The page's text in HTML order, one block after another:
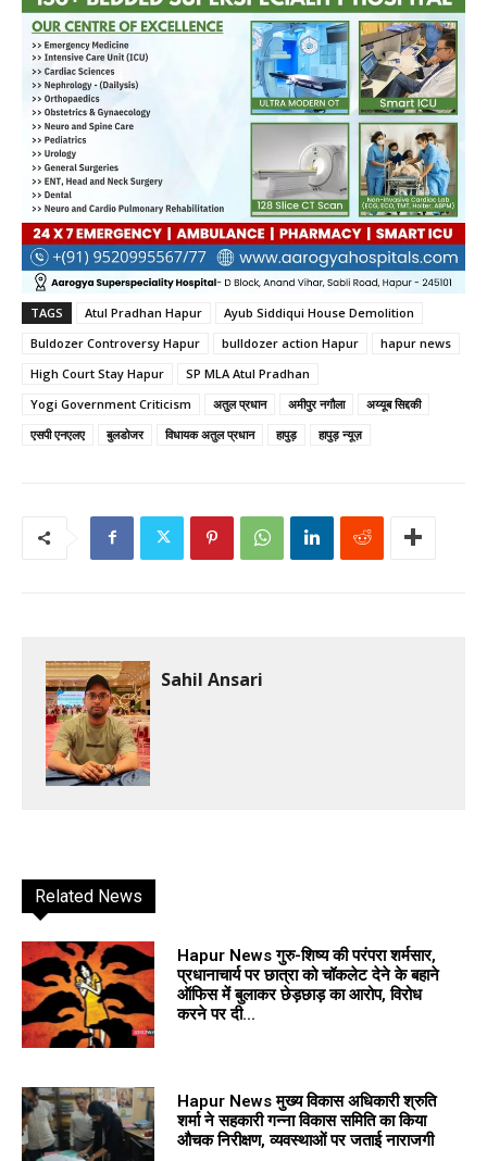
TAGS Atul Pradhan Hapur
Ayub Siddiqui House Demolition
Buldozer Controversy Hapur
bulldozer action Hapur
hapur news
High Court Stay Hapur
SP MLA Atul Pradhan
Yogi Government Criticism
अतुल प्रधान अमीपुर नगौला
अय्यूब सिद्दकी
एसपी एनएलए
बुलडोजर विधायक अतुल प्रधान हापुड़ हापुड़ न्यूज़
Sahil Ansari
Related News
Hapur News गुरु-शिष्य की परंपरा शर्मसार,
प्रधानाचार्य पर छात्रा को चॉकलेट देने के बहाने
ऑफिस में बुलाकर छेड़छाड़ का आरोप, विरोध
करने पर दी...
Hapur News मुख्य विकास अधिकारी श्रुति
शर्मा ने सहकारी गन्ना विकास समिति का किया
औचक निरीक्षण, व्यवस्थाओं पर जताई नाराजगी